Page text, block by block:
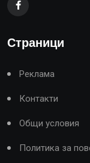
Страници
Реклама
Контакти
Общи условия
Политика за